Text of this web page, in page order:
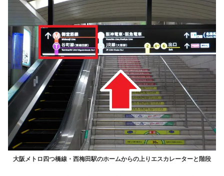
大阪メトロ四つ橋線・西梅田駅のホームからの上りエスカレーターと階段